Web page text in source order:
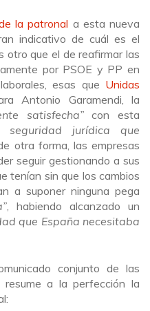
la patronal a esta nueva
indicativo de cuál es el
otro que el de reafirmar las
por PSOE y PP en
esas que Unidas
Antonio Garamendi, la
satisfecha”con esta
seguridad jurídica que
otra forma, las empresas
seguir gestionando a sus
tenían sin que los cambios
a suponer ninguna pega
, habiendo alcanzado un
que España necesitaba
conjunto de las
resume a la perfección la